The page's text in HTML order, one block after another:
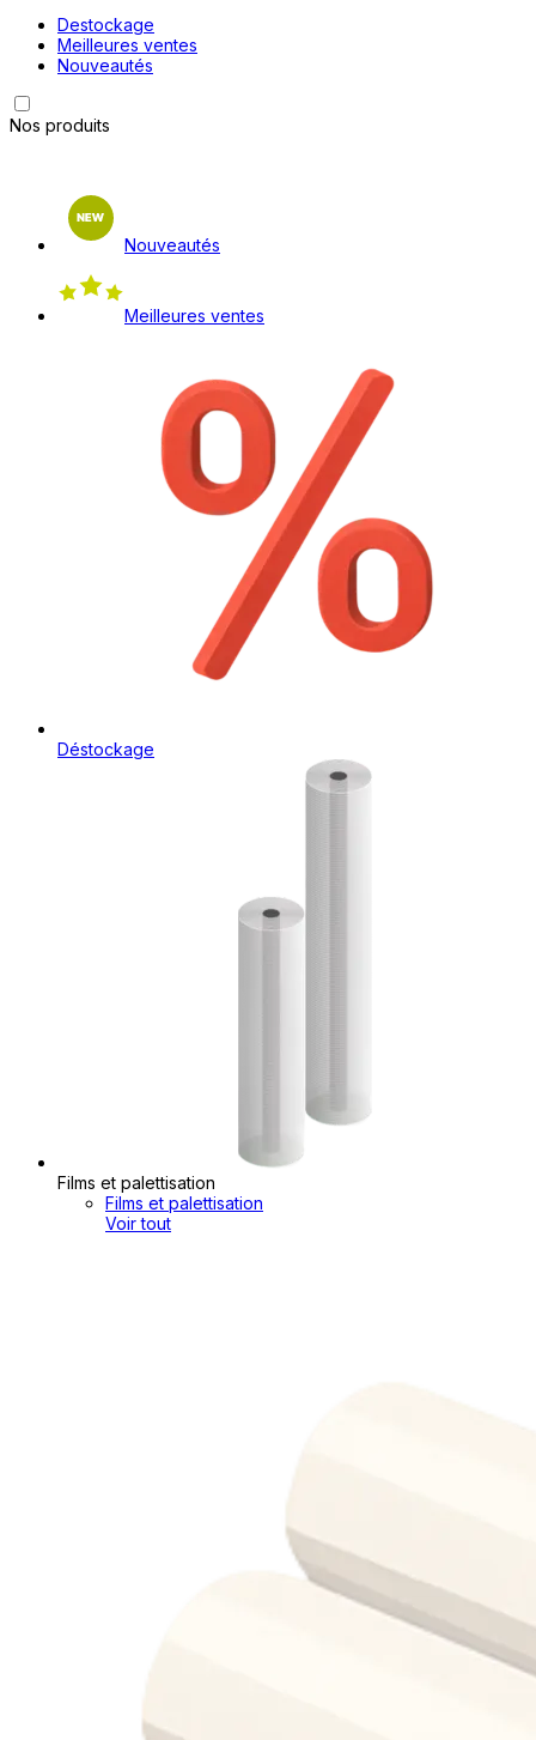
Destockage
Meilleures ventes
Nouveautés
Nos produits
Nouveautés
Meilleures ventes
Déstockage
Films et palettisation
Films et palettisation
Voir tout